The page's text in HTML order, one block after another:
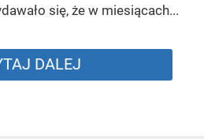
się, że w miesiącach...
DALEJ